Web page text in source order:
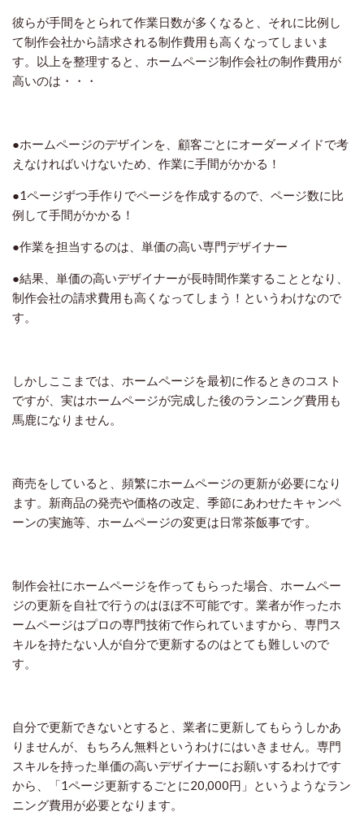
彼らが手間をとられて作業日数が多くなると、それに比例し
て制作会社から請求される制作費用も高くなってしまいま
す。以上を整理すると、ホームページ制作会社の制作費用が
高いのは・・・
●ホームページのデザインを、顧客ごとにオーダーメイドで考
えなければいけないため、作業に手間がかかる！
●1ページずつ手作りでページを作成するので、ページ数に比
例して手間がかかる！
●作業を担当するのは、単価の高い専門デザイナー
●結果、単価の高いデザイナーが長時間作業することとなり、
制作会社の請求費用も高くなってしまう！というわけなので
す。
しかしここまでは、ホームページを最初に作るときのコスト
ですが、実はホームページが完成した後のランニング費用も
馬鹿になりません。
商売をしていると、頻繁にホームページの更新が必要になり
ます。新商品の発売や価格の改定、季節にあわせたキャンペ
ーンの実施等、ホームページの変更は日常茶飯事です。
制作会社にホームページを作ってもらった場合、ホームペー
ジの更新を自社で行うのはほぼ不可能です。業者が作ったホ
ームページはプロの専門技術で作られていますから、専門ス
キルを持たない人が自分で更新するのはとても難しいので
す。
自分で更新できないとすると、業者に更新してもらうしかあ
りませんが、もちろん無料というわけにはいきません。専門
スキルを持った単価の高いデザイナーにお願いするわけです
から、「1ページ更新するごとに20,000円」というようなラン
ニング費用が必要となります。